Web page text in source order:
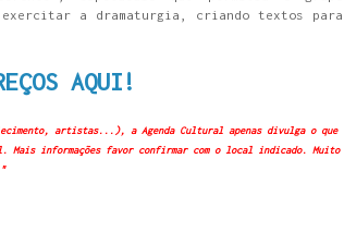
exercitar a dramaturgia, criando textos para
AQUI!
artistas...), a Agenda Cultural apenas divulga o que
informações favor confirmar com o local indicado. Muito